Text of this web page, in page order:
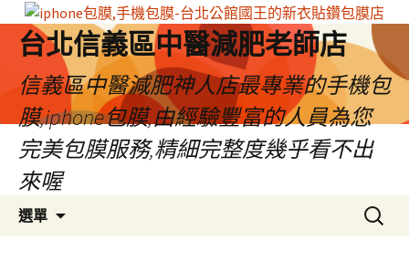
台北信義區中醫減肥老師店
信義區中醫減肥神人店最專業的手機包
膜,iphone包膜,由經驗豐富的人員為您
完美包膜服務,精細完整度幾乎看不出
來喔
選單
搜
尋